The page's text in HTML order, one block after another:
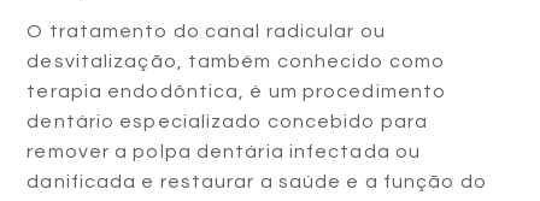
O tratamento do canal radicular ou
desvitalização, também conhecido como
terapia endodôntica, é um procedimento
dentário especializado concebido para
remover a polpa dentária infectada ou
danificada e restaurar a saúde e a função do